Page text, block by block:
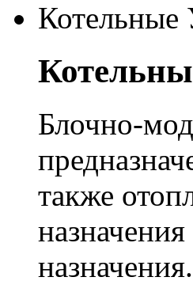
Котельные
Блочно-
также
назначения.